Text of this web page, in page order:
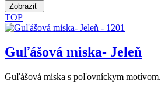
TOP
Guľášová miska- Jeleň
Guľášová miska s poľovníckym motívom.